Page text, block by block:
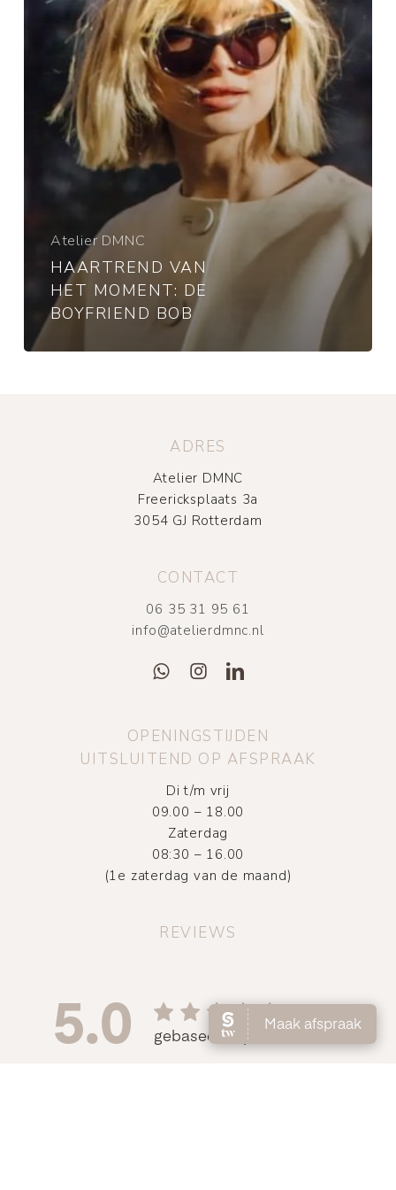
bob
Atelier DMNC
HAARTREND VAN
HET MOMENT: DE
BOYFRIEND BOB
ADRES
Atelier DMNC
Freericksplaats 3a
3054 GJ Rotterdam
CONTACT
06 35 31 95 61
info@atelierdmnc.nl
OPENINGSTIJDEN
UITSLUITEND OP AFSPRAAK
Di t/m vrij
09.00 – 18.00
Zaterdag
08:30 – 16.00
(1e zaterdag van de maand)
REVIEWS